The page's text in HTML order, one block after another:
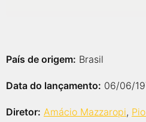
País de origem: Brasil
Data do lançamento: 06/06/
Diretor: Amácio Mazzaropi,